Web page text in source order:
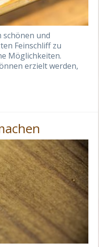
schönen und
Feinschliff zu
Möglichkeiten.
erzielt werden,